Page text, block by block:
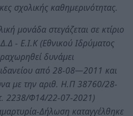
σχολικής καθημερινότητας.
μονάδα στεγάζεται σε κτίριο
- Ε.Ι.Κ (Εθνικού Ιδρύματος
δυνάμει
από 28-08—2011 και
με την αριθ. Η.Π 38760/28-
2238/Φ14/22-07-2021)
Δήλωση καταγγέλθηκε